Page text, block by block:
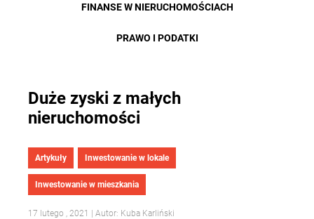
FINANSE W NIERUCHOMOŚCIACH
PRAWO I PODATKI
Duże zyski z małych
nieruchomości
Artykuły Inwestowanie w lokale
Inwestowanie w mieszkania
17 lutego , 2021 | Autor: Kuba Karliński